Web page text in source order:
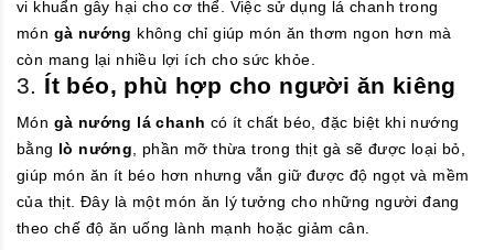
vi khuẩn gây hại cho cơ thể. Việc sử dụng lá chanh trong
món gà nướng không chỉ giúp món ăn thơm ngon hơn mà
còn mang lại nhiều lợi ích cho sức khỏe.
3. Ít béo, phù hợp cho người ăn kiêng
Món gà nướng lá chanh có ít chất béo, đặc biệt khi nướng
bằng lò nướng , phần mỡ thừa trong thịt gà sẽ được loại bỏ,
giúp món ăn ít béo hơn nhưng vẫn giữ được độ ngọt và mềm
của thịt. Đây là một món ăn lý tưởng cho những người đang
theo chế độ ăn uống lành mạnh hoặc giảm cân.